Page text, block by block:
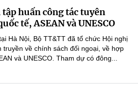
huấn công tác tuyên
tế, ASEAN và UNESCO
Hà Nội, Bộ TT&TT đã tổ chức Hội nghị
truyền về chính sách đối ngoại, về hợp
và UNESCO. Tham dự có đông...